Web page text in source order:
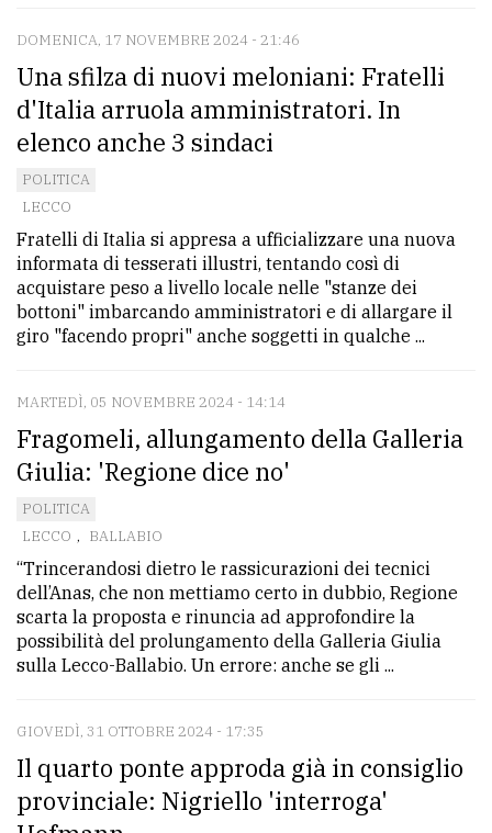
DOMENICA, 17 NOVEMBRE 2024 - 21:46
Una sfilza di nuovi meloniani: Fratelli
d'Italia arruola amministratori. In
elenco anche 3 sindaci
POLITICA
LECCO
Fratelli di Italia si appresa a ufficializzare una nuova
informata di tesserati illustri, tentando così di
acquistare peso a livello locale nelle "stanze dei
bottoni" imbarcando amministratori e di allargare il
giro "facendo propri" anche soggetti in qualche ...
MARTEDÌ, 05 NOVEMBRE 2024 - 14:14
Fragomeli, allungamento della Galleria
Giulia: 'Regione dice no'
POLITICA
LECCO , BALLABIO
“Trincerandosi dietro le rassicurazioni dei tecnici
dell’Anas, che non mettiamo certo in dubbio, Regione
scarta la proposta e rinuncia ad approfondire la
possibilità del prolungamento della Galleria Giulia
sulla Lecco-Ballabio. Un errore: anche se gli ...
GIOVEDÌ, 31 OTTOBRE 2024 - 17:35
Il quarto ponte approda già in consiglio
provinciale: Nigriello 'interroga'